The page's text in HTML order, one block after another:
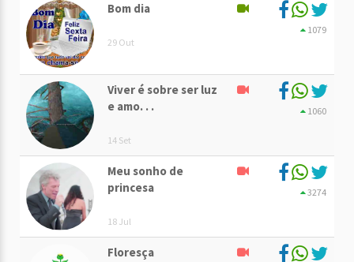
Bom dia
29 Out
1079
Viver é sobre ser luz
e amo. . .
14 Set
1060
Meu sonho de
princesa
18 Jul
3274
Floresça